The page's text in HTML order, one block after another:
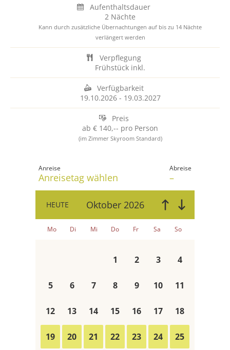
Aufenthaltsdauer
2 Nächte
Kann durch zusätzliche Übernachtungen auf bis zu 14 Nächte
verlängert werden
Verpflegung
Frühstück inkl.
Verfügbarkeit
19.10.2026- 19.03.2027
Preis
ab € 140,-- pro Person
(im Zimmer Skyroom Standard)